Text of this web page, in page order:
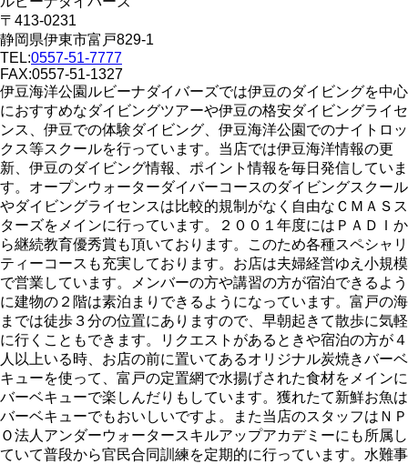
〒413-0231
静岡県伊東市富戸829-1
TEL:0557-51-7777
FAX:0557-51-1327
伊豆海洋公園ルビーナダイバーズでは伊豆のダイビングを中心
におすすめなダイビングツアーや伊豆の格安ダイビングライセ
ンス、伊豆での体験ダイビング、伊豆海洋公園でのナイトロッ
クス等スクールを行っています。当店では伊豆海洋情報の更
新、伊豆のダイビング情報、ポイント情報を毎日発信していま
す。オープンウォーターダイバーコースのダイビングスクール
やダイビングライセンスは比較的規制がなく自由なＣＭＡＳス
ターズをメインに行っています。２００１年度にはＰＡＤＩか
ら継続教育優秀賞も頂いております。このため各種スペシャリ
ティーコースも充実しております。お店は夫婦経営ゆえ小規模
で営業しています。メンバーの方や講習の方が宿泊できるよう
に建物の２階は素泊まりできるようになっています。富戸の海
までは徒歩３分の位置にありますので、早朝起きて散歩に気軽
に行くこともできます。リクエストがあるときや宿泊の方が４
人以上いる時、お店の前に置いてあるオリジナル炭焼きバーベ
キューを使って、富戸の定置網で水揚げされた食材をメインに
バーベキューで楽しんだりもしています。獲れたて新鮮お魚は
バーベキューでもおいしいですよ。また当店のスタッフはＮＰ
Ｏ法人アンダーウォータースキルアップアカデミーにも所属し
ていて普段から官民合同訓練を定期的に行っています。水難事